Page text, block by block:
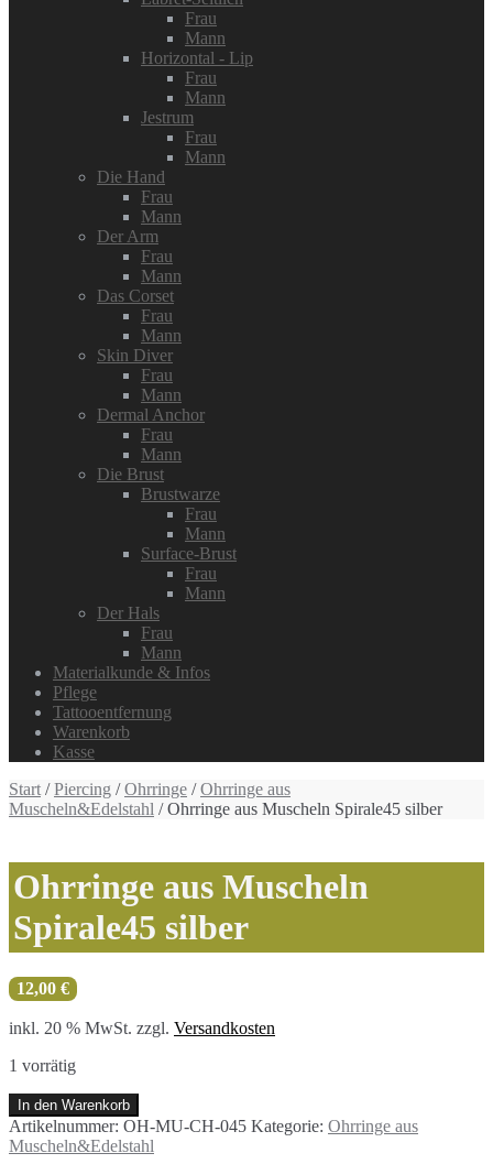
Frau
Mann
Horizontal - Lip
Frau
Mann
Jestrum
Frau
Mann
Die Hand
Frau
Mann
Der Arm
Frau
Mann
Das Corset
Frau
Mann
Skin Diver
Frau
Mann
Dermal Anchor
Frau
Mann
Die Brust
Brustwarze
Frau
Mann
Surface-Brust
Frau
Mann
Der Hals
Frau
Mann
Materialkunde & Infos
Pflege
Tattooentfernung
Warenkorb
Kasse
Start /Piercing /Ohrringe /Ohrringe aus
Muscheln&Edelstahl / Ohrringe aus Muscheln Spirale45 silber
Ohrringe aus Muscheln
Spirale45 silber
12,00 €
inkl. 20 % MwSt. zzgl. Versandkosten
1 vorrätig
Ohrringe
aus
Muscheln
In den Warenkorb
Artikelnummer: OH-MU-CH-045 Kategorie: Ohrringe aus
Muscheln&Edelstahl